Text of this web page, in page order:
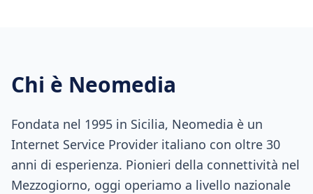
Chi è Neomedia
Fondata nel 1995 in Sicilia, Neomedia è un
Internet Service Provider italiano con oltre 30
anni di esperienza. Pionieri della connettività nel
Mezzogiorno, oggi operiamo a livello nazionale